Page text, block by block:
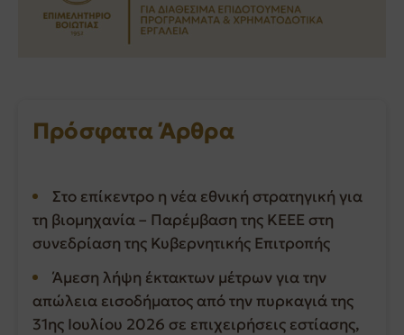
Πρόσφατα Άρθρα
Στο επίκεντρο η νέα εθνική στρατηγική για
τη βιομηχανία – Παρέμβαση της ΚΕΕΕ στη
συνεδρίαση της Κυβερνητικής Επιτροπής
Άμεση λήψη έκτακτων μέτρων για την
απώλεια εισοδήματος από την πυρκαγιά της
31ης Ιουλίου 2026 σε επιχειρήσεις εστίασης,